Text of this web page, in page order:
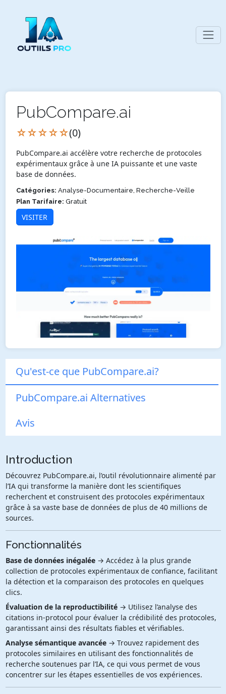
PubCompare.ai
☆☆☆☆☆(0)
PubCompare.ai accélère votre recherche de protocoles
expérimentaux grâce à une IA puissante et une vaste
base de données.
Catégories: Analyse-Documentaire, Recherche-Veille
Plan Tarifaire: Gratuit
VISITER
Qu'est-ce que PubCompare.ai?
PubCompare.ai Alternatives
Avis
Introduction
Découvrez PubCompare.ai, l’outil révolutionnaire alimenté par
l’IA qui transforme la manière dont les scientifiques
recherchent et construisent des protocoles expérimentaux
grâce à sa vaste base de données de plus de 40 millions de
sources.
Fonctionnalités
Base de données inégalée→ Accédez à la plus grande
collection de protocoles expérimentaux de confiance, facilitant
la détection et la comparaison des protocoles en quelques
clics.
Évaluation de la reproductibilité→ Utilisez l’analyse des
citations in-protocol pour évaluer la crédibilité des protocoles,
garantissant ainsi des résultats fiables et vérifiables.
Analyse sémantique avancée→ Trouvez rapidement des
protocoles similaires en utilisant des fonctionnalités de
recherche soutenues par l’IA, ce qui vous permet de vous
concentrer sur les étapes essentielles de vos expériences.